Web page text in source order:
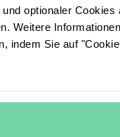
optionaler
Weitere
indem Sie auf